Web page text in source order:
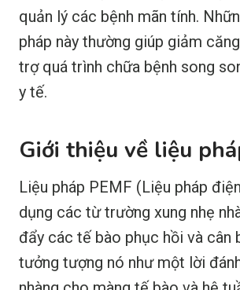
quản lý các bệnh mãn tính.
pháp này thường giúp giảm
trợ quá trình chữa bệnh song
y tế.
Giới thiệu về liệu
Liệu pháp PEMF (Liệu pháp
dụng các từ trường xung nhẹ
đẩy các tế bào phục hồi và cân
tưởng tượng nó như một lời